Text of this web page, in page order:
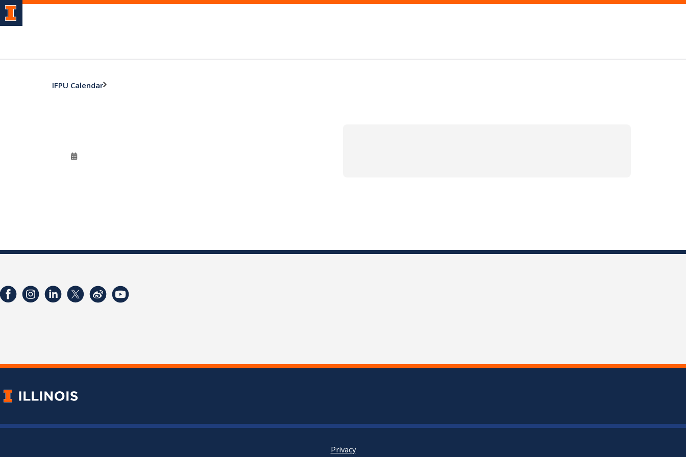
IFPU Calendar